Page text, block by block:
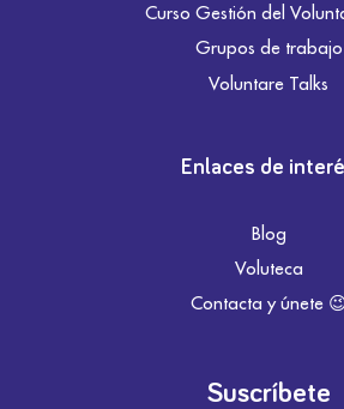
Curso Gestión del
Grupos de trabajo
Voluntare Talks
Enlaces de
Blog
Voluteca
Contacta y únete
Suscríbete